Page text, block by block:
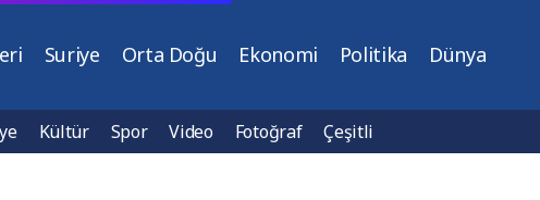
Suriye Orta Doğu Ekonomi Politika Dünya
Kültür Spor Video Fotoğraf Çeşitli